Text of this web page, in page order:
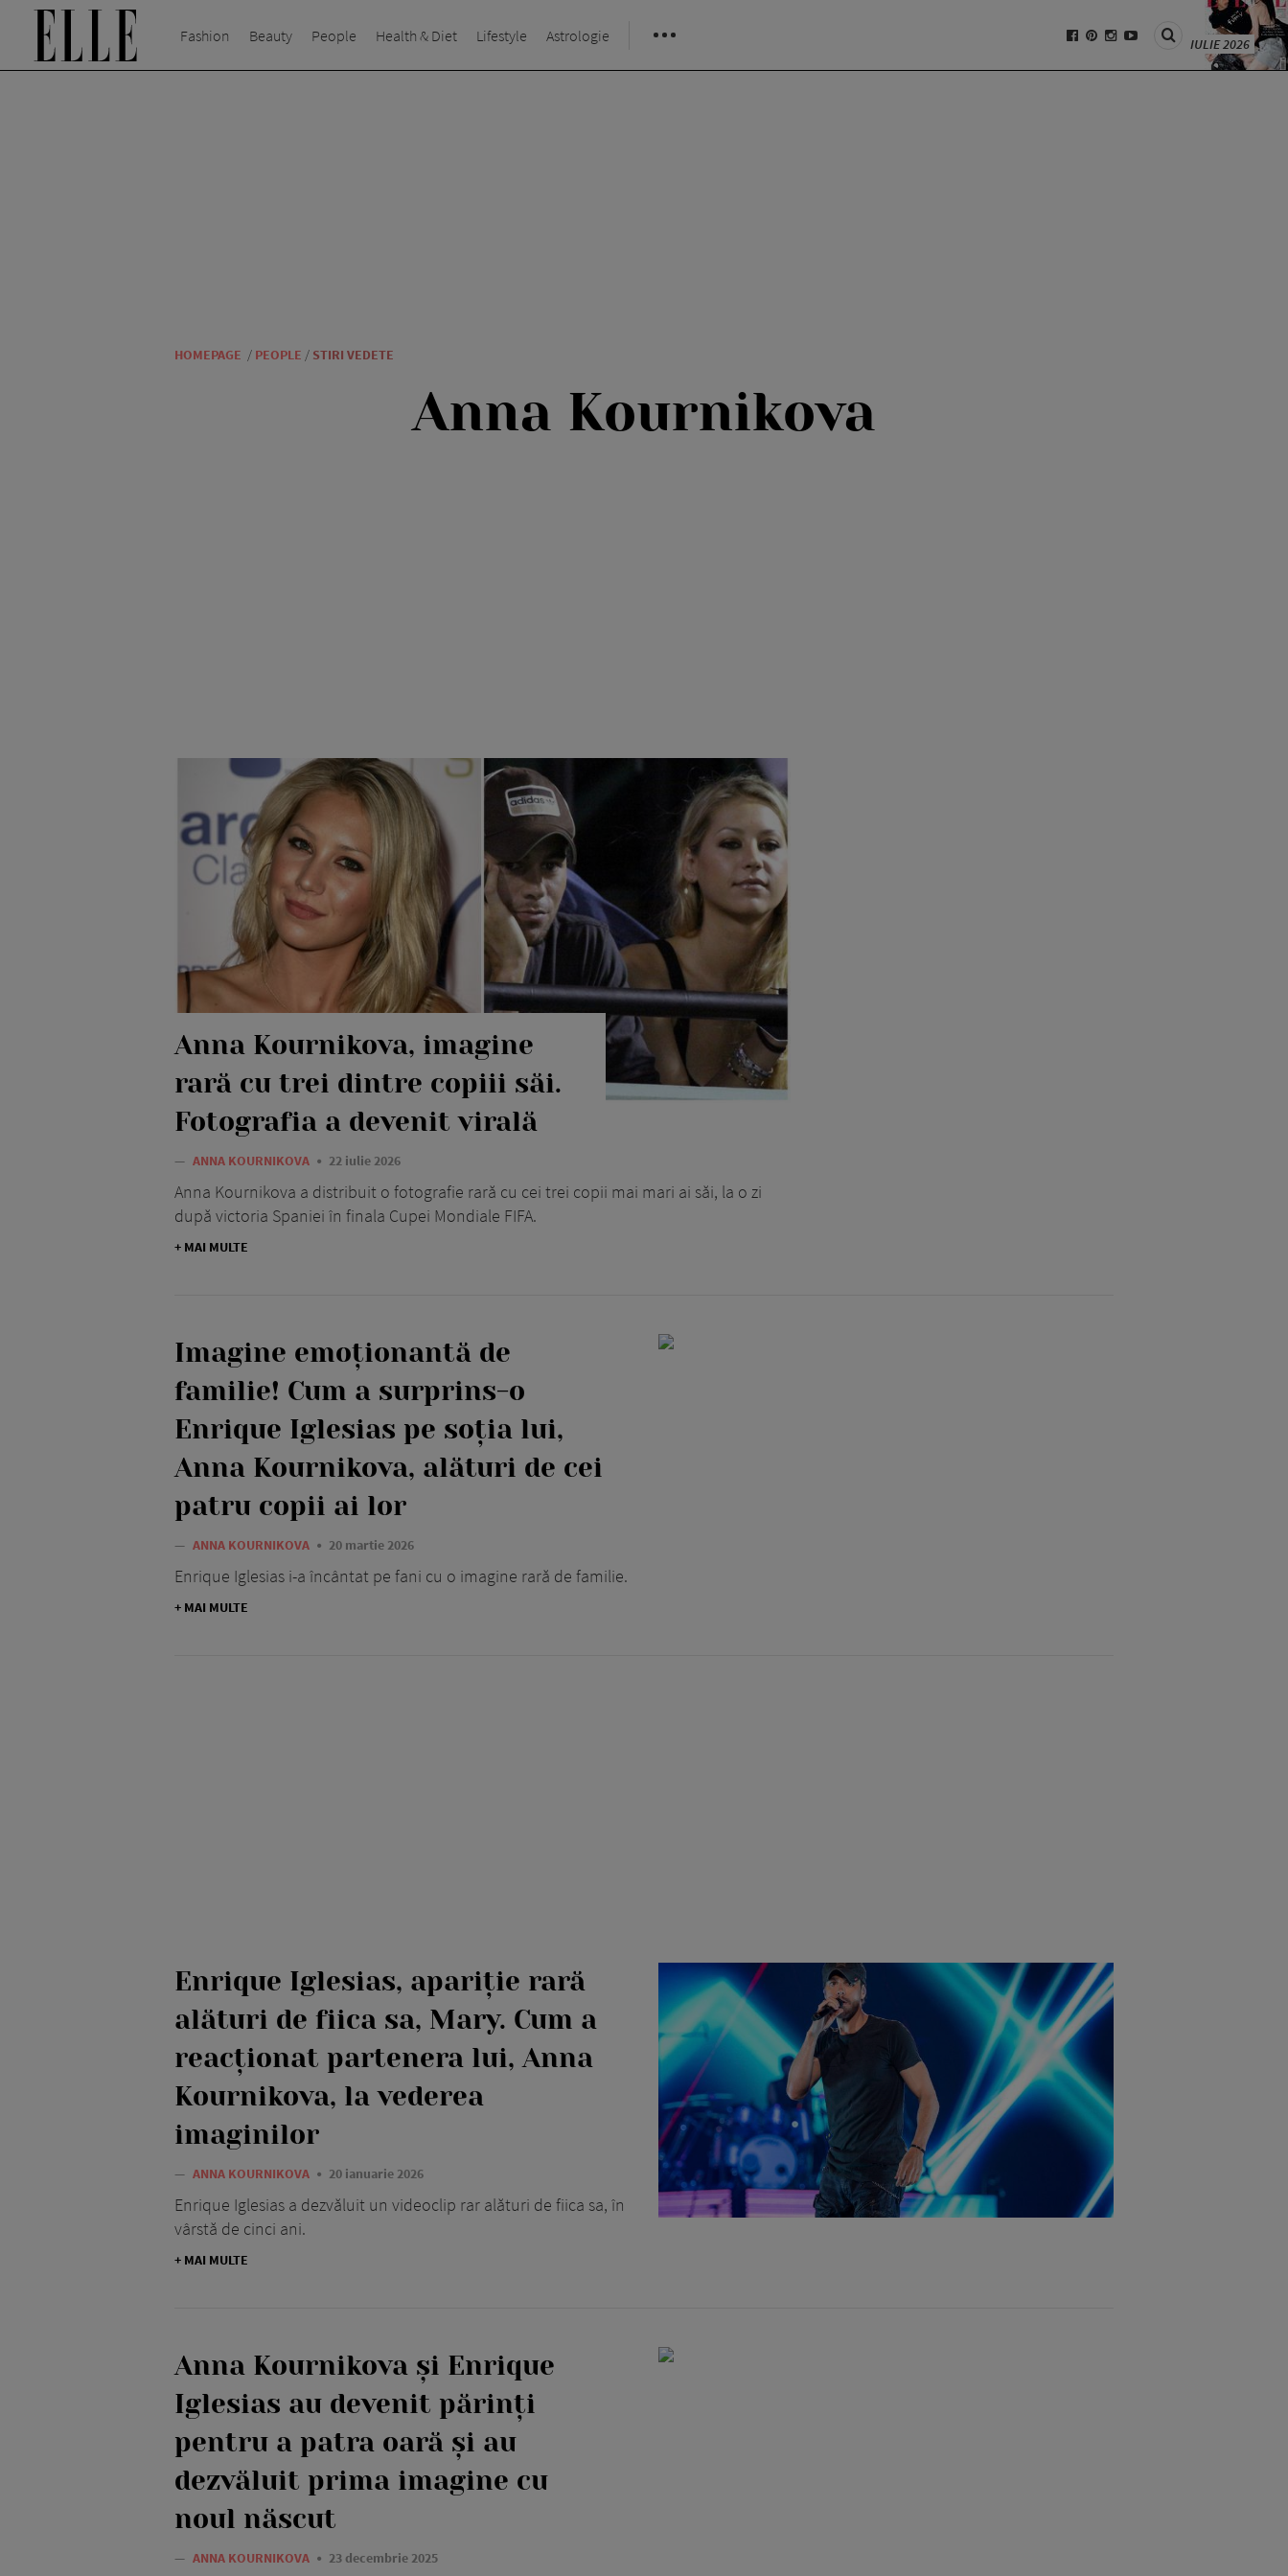
Fashion Beauty People Health & Diet Lifestyle Astrologie IULIE 2026
HOMEPAGE / PEOPLE / STIRI VEDETE
Anna Kournikova
Anna Kournikova, imagine
rară cu trei dintre copiii săi.
Fotografia a devenit virală
— ANNA KOURNIKOVA 22 iulie 2026
Anna Kournikova a distribuit o fotografie rară cu cei trei copii mai mari ai săi, la o zi
după victoria Spaniei în finala Cupei Mondiale FIFA.
+ MAI MULTE
Imagine emoționantă de
familie! Cum a surprins-o
Enrique Iglesias pe soția lui,
Anna Kournikova, alături de cei
patru copii ai lor
— ANNA KOURNIKOVA 20 martie 2026
Enrique Iglesias i-a încântat pe fani cu o imagine rară de familie.
+ MAI MULTE
Enrique Iglesias, apariție rară
alături de fiica sa, Mary. Cum a
reacționat partenera lui, Anna
Kournikova, la vederea
imaginilor
— ANNA KOURNIKOVA 20 ianuarie 2026
Enrique Iglesias a dezvăluit un videoclip rar alături de fiica sa, în
vârstă de cinci ani.
+ MAI MULTE
Anna Kournikova și Enrique
Iglesias au devenit părinți
pentru a patra oară și au
dezvăluit prima imagine cu
noul născut
— ANNA KOURNIKOVA 23 decembrie 2025